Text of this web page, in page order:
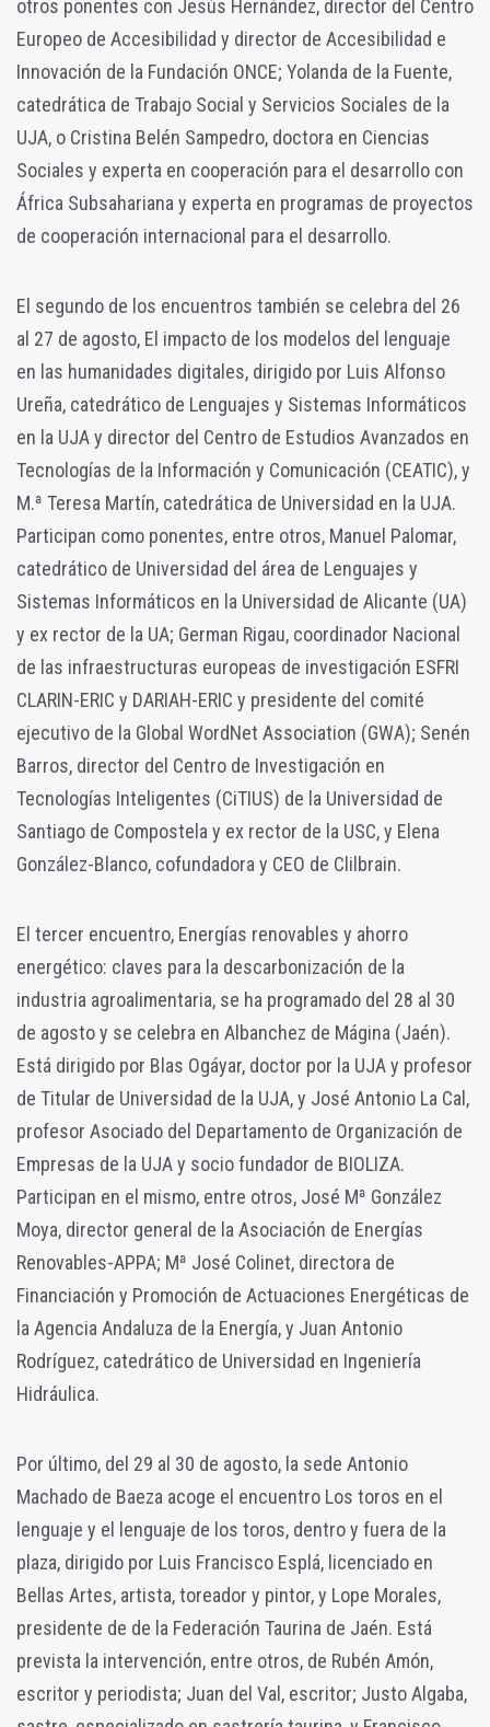
otros ponentes con Jesús Hernández, director del Centro
Europeo de Accesibilidad y director de Accesibilidad e
Innovación de la Fundación ONCE; Yolanda de la Fuente,
catedrática de Trabajo Social y Servicios Sociales de la
UJA, o Cristina Belén Sampedro, doctora en Ciencias
Sociales y experta en cooperación para el desarrollo con
África Subsahariana y experta en programas de proyectos
de cooperación internacional para el desarrollo.
El segundo de los encuentros también se celebra del 26
al 27 de agosto, El impacto de los modelos del lenguaje
en las humanidades digitales, dirigido por Luis Alfonso
Ureña, catedrático de Lenguajes y Sistemas Informáticos
en la UJA y director del Centro de Estudios Avanzados en
Tecnologías de la Información y Comunicación (CEATIC), y
M.ª Teresa Martín, catedrática de Universidad en la UJA.
Participan como ponentes, entre otros, Manuel Palomar,
catedrático de Universidad del área de Lenguajes y
Sistemas Informáticos en la Universidad de Alicante (UA)
y ex rector de la UA; German Rigau, coordinador Nacional
de las infraestructuras europeas de investigación ESFRI
CLARIN-ERIC y DARIAH-ERIC y presidente del comité
ejecutivo de la Global WordNet Association (GWA); Senén
Barros, director del Centro de Investigación en
Tecnologías Inteligentes (CiTIUS) de la Universidad de
Santiago de Compostela y ex rector de la USC, y Elena
González-Blanco, cofundadora y CEO de Clilbrain.
El tercer encuentro, Energías renovables y ahorro
energético: claves para la descarbonización de la
industria agroalimentaria, se ha programado del 28 al 30
de agosto y se celebra en Albanchez de Mágina (Jaén).
Está dirigido por Blas Ogáyar, doctor por la UJA y profesor
de Titular de Universidad de la UJA, y José Antonio La Cal,
profesor Asociado del Departamento de Organización de
Empresas de la UJA y socio fundador de BIOLIZA.
Participan en el mismo, entre otros, José Mª González
Moya, director general de la Asociación de Energías
Renovables-APPA; Mª José Colinet, directora de
Financiación y Promoción de Actuaciones Energéticas de
la Agencia Andaluza de la Energía, y Juan Antonio
Rodríguez, catedrático de Universidad en Ingeniería
Hidráulica.
Por último, del 29 al 30 de agosto, la sede Antonio
Machado de Baeza acoge el encuentro Los toros en el
lenguaje y el lenguaje de los toros, dentro y fuera de la
plaza, dirigido por Luis Francisco Esplá, licenciado en
Bellas Artes, artista, toreador y pintor, y Lope Morales,
presidente de de la Federación Taurina de Jaén. Está
prevista la intervención, entre otros, de Rubén Amón,
escritor y periodista; Juan del Val, escritor; Justo Algaba,